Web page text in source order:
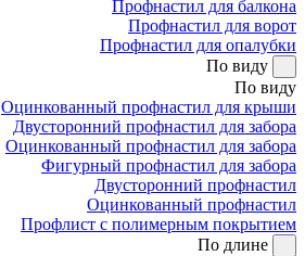
Профнастил для балкона
Профнастил для ворот
Профнастил для опалубки
По виду
По виду
Оцинкованный профнастил для крыши
Двусторонний профнастил для забора
Оцинкованный профнастил для забора
Фигурный профнастил для забора
Двусторонний профнастил
Оцинкованный профнастил
Профлист с полимерным покрытием
По длине